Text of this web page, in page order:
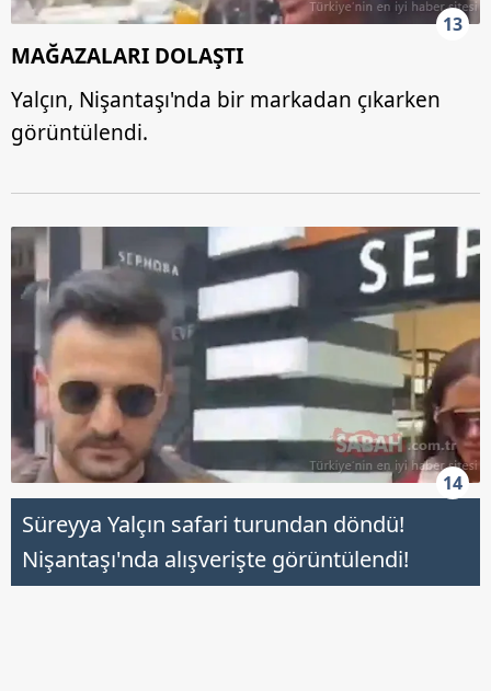
13
MAĞAZALARI DOLAŞTI
Yalçın, Nişantaşı'nda bir markadan çıkarken
görüntülendi.
14
Süreyya Yalçın safari turundan döndü!
Nişantaşı'nda alışverişte görüntülendi!